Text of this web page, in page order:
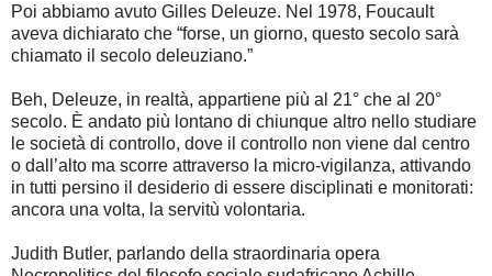
Poi abbiamo avuto Gilles Deleuze. Nel 1978, Foucault
aveva dichiarato che “forse, un giorno, questo secolo sarà
chiamato il secolo deleuziano.”
Beh, Deleuze, in realtà, appartiene più al 21° che al 20°
secolo. È andato più lontano di chiunque altro nello studiare
le società di controllo, dove il controllo non viene dal centro
o dall’alto ma scorre attraverso la micro-vigilanza, attivando
in tutti persino il desiderio di essere disciplinati e monitorati:
ancora una volta, la servitù volontaria.
Judith Butler, parlando della straordinaria opera